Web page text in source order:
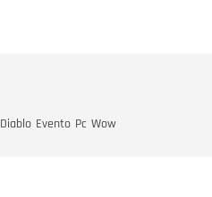
Diablo Evento Pc Wow